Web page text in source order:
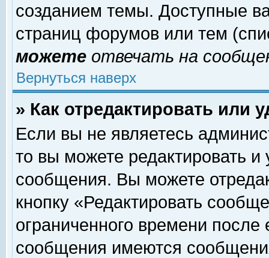
созданием темы. Доступные
страниц форумов или тем
можете отвечать на
Вернуться наверх
» Как отредактировать или
Если вы не являетесь
то вы можете редактировать и
сообщения. Вы можете
кнопку «Редактировать
ограниченного времени
сообщения имеются